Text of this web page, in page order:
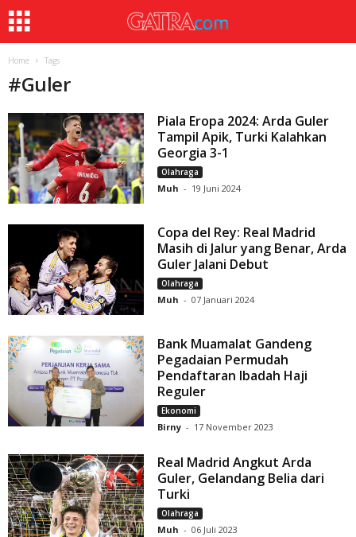
Home Tags
#Guler
Piala Eropa 2024: Arda Guler
Tampil Apik, Turki Kalahkan
Georgia 3-1
Olahraga
Muh - 19 Juni 2024
Copa del Rey: Real Madrid
Masih di Jalur yang Benar, Arda
Guler Jalani Debut
Olahraga
Muh - 07 Januari 2024
Bank Muamalat Gandeng
Pegadaian Permudah
Pendaftaran Ibadah Haji
Reguler
Ekonomi
Birny - 17 November 2023
Real Madrid Angkut Arda
Guler, Gelandang Belia dari
Turki
Olahraga
Muh - 06 Juli 2023